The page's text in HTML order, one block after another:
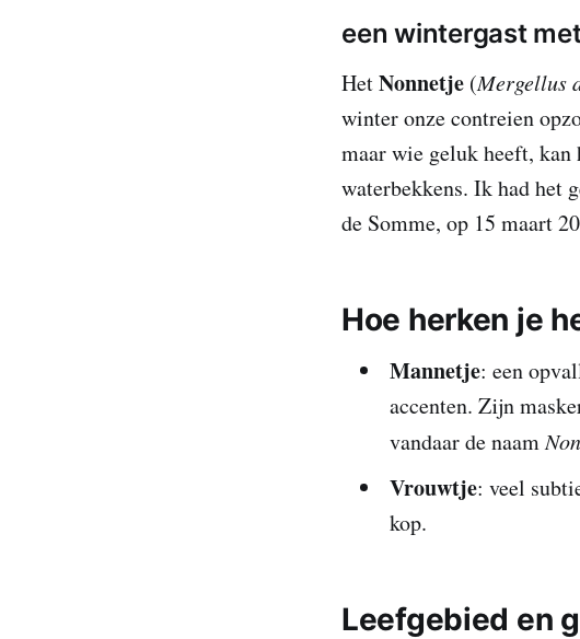
een wintergast
HetNonnetje (Mergellus
winter onze contreien
maar wie geluk heeft, kan
waterbekkens. Ik had het
de Somme, op 15 maart
Hoe herken je
Mannetje: een
accenten. Zijn
vandaar de naam
Vrouwtje: veel
kop.
Leefgebied en